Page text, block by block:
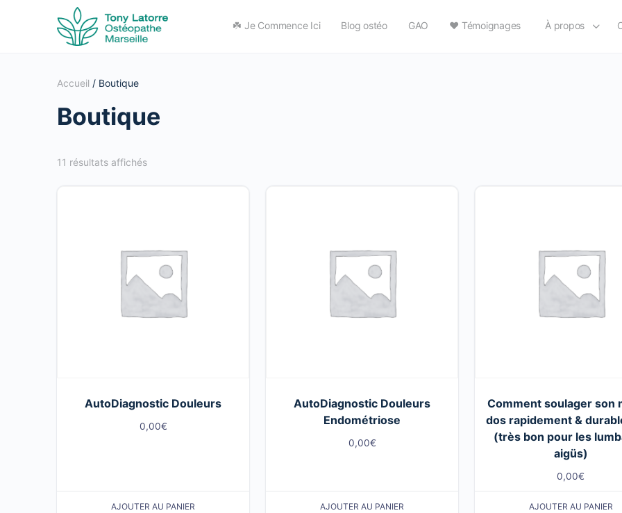
☘️ Je Commence Ici Blog ostéo GAO ❤️ Témoignages À propos
Accueil / Boutique
Boutique
11 résultats affichés
AutoDiagnostic Douleurs
0,00€
AJOUTER AU PANIER
AutoDiagnostic Douleurs
Endométriose
0,00€
AJOUTER AU PANIER
Comment soulager son
dos rapidement &
(très bon pour les
aigüs)
0,00€
AJOUTER AU PANIER